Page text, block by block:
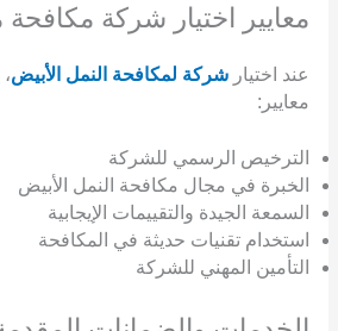
معايير اختيار شركة مكافحة
عند اختيار شركة لمكافحة النمل الأبيض
معايير:
الترخيص الرسمي للشركة
الخبرة في مجال مكافحة النمل الأبيض
السمعة الجيدة والتقييمات الإيجابية
استخدام تقنيات حديثة في المكافحة
التأمين المهني للشركة